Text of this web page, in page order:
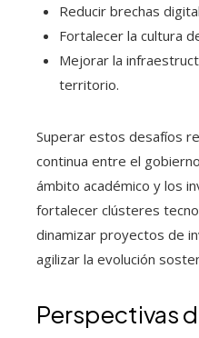
Reducir brechas
Fortalecer la cultura
Mejorar la
territorio.
Superar estos desafíos
continua entre el
ámbito académico y los
fortalecer clústeres
dinamizar proyectos de
agilizar la evolución
Perspectivas